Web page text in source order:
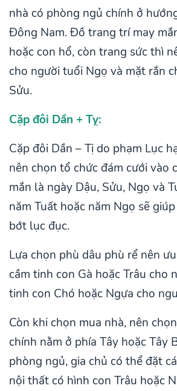
nhà có phòng ngủ chính ở
Đông Nam. Đồ trang trí may
hoặc con hổ, còn trang sức thì
cho người tuổi Ngọ và mặt rắn
Sửu.
Cặp đôi Dần + Tỵ:
Cặp đôi Dần – Tị do phạm Lục
nên chọn tổ chức đám cưới vào
mắn là ngày Dậu, Sửu, Ngọ và
năm Tuất hoặc năm Ngọ sẽ
bớt lục đục.
Lựa chọn phù dâu phù rể nên
cầm tinh con Gà hoặc Trâu cho
tinh con Chó hoặc Ngựa cho
Còn khi chọn mua nhà, nên
chính nằm ở phía Tây hoặc Tây
phòng ngủ, gia chủ có thể đặt
nội thất có hình con Trâu hoặc